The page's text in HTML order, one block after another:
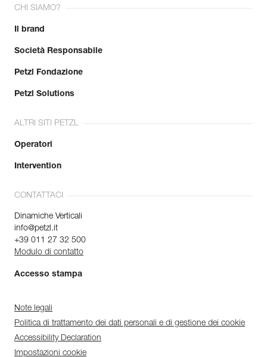
CHI SIAMO?
Il brand
Società Responsabile
Petzl Fondazione
Petzl Solutions
ALTRI SITI PETZL
Operatori
Intervention
CONTATTACI
Dinamiche Verticali
info@petzl.it
+39 011 27 32 500
Modulo di contatto
Accesso stampa
Note legali
Politica di trattamento dei dati personali e di gestione dei cookie
Accessibility Declaration
Impostazioni cookie